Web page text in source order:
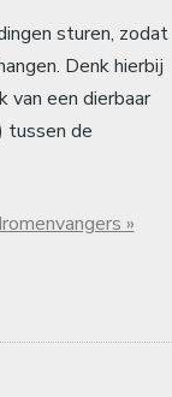
sturen, zodat
Denk hierbij
van een dierbaar
tussen de
»